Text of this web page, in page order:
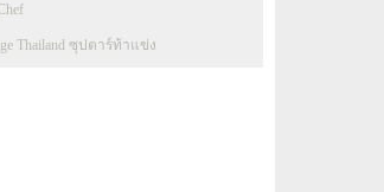
Thailand ซุปตาร์ท้าแข่ง